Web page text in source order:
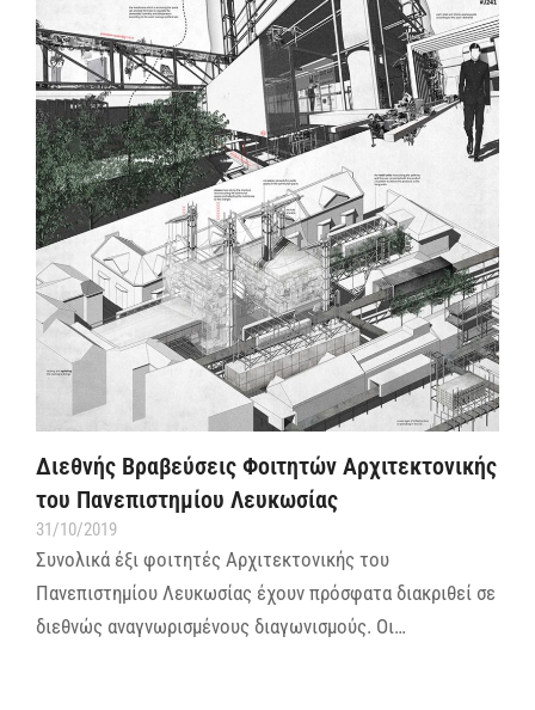
Διεθνής Βραβεύσεις Φοιτητών Αρχιτεκτονικής
του Πανεπιστημίου Λευκωσίας
31/10/2019
Συνολικά έξι φοιτητές Αρχιτεκτονικής του
Πανεπιστημίου Λευκωσίας έχουν πρόσφατα διακριθεί σε
διεθνώς αναγνωρισμένους διαγωνισμούς. Οι…